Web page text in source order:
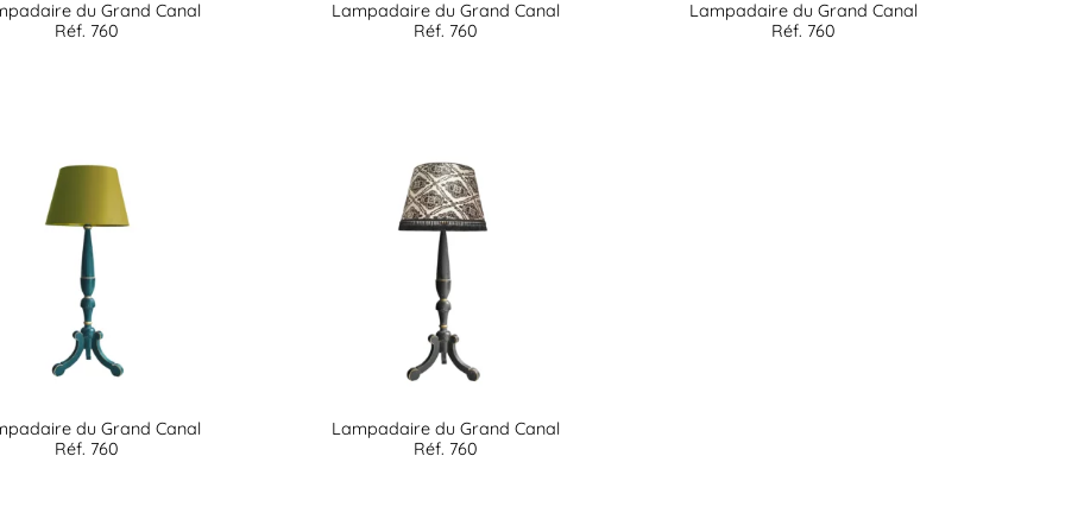
du Grand Canal
Réf. 760
Lampadaire du Grand Canal
Réf. 760
Lampadaire du Grand Canal
Réf. 760
du Grand Canal
Réf. 760
Lampadaire du Grand Canal
Réf. 760